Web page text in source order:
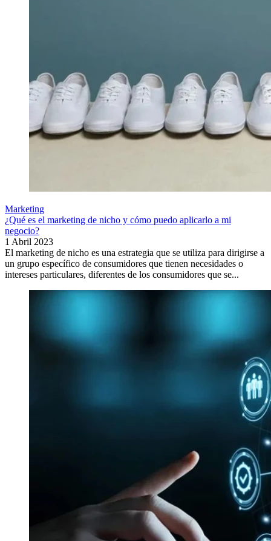
Marketing
¿Qué es el marketing de nicho y cómo puedo aplicarlo a mi
negocio?
1 Abril 2023
El marketing de nicho es una estrategia que se utiliza para dirigirse a
un grupo específico de consumidores que tienen necesidades o
intereses particulares, diferentes de los consumidores que se...